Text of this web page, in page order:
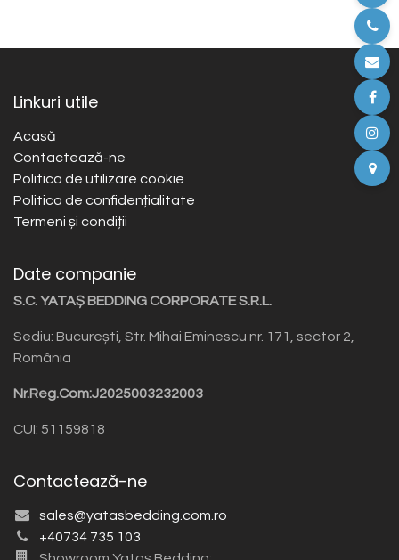
Linkuri utile
Acasă
Contactează-ne
Politica de utilizare cookie
Politica de confidențialitate
Termeni și condiții
Date companie
S.C. YATAȘ BEDDING CORPORATE S.R.L.
Sediu: București, Str. Mihai Eminescu nr. 171, sector 2,
România
Nr.Reg.Com:J2025003232003
CUI: 51159818
Contactează-ne
sales@yatasbedding.com.ro
+40734 735 103